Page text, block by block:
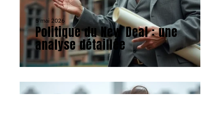
5 mai 2026
Politique du New Deal : une
analyse détaillée